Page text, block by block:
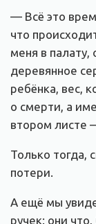
— Всё это
что
меня в
деревянное
ребёнка, вес,
о смерти, а
втором листе
Только тогда,
потери.
А ещё мы
ручек: они